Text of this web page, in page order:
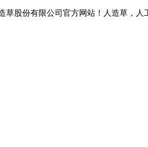
草股份有限公司官方网站！人造草，